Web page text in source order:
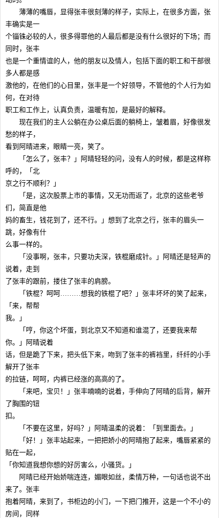
薄薄的嘴唇，显得张丰很刻薄的样子，实际上，在很多方面，张
丰确实是一
个锱铢必较的人，很多得罪他的人最后都是没有什么很好的下场；而
同时，张丰
也是一个重情谊的人，他的朋友以及情人，包括下面的职工和干部很
多人都是感
激他的，在他们的心目里，张丰是一个好领导，不管他的个人行为如
何，在对待
职工和工作上，认真负责，温暖有加，是最好的解释。
现在我们的主人公躺在办公桌后面的躺椅上，皱着眉，好像很发
愁的样子，
看到阿晴进来，眼睛一亮，笑了。
「怎么了，张丰？」阿晴轻轻的问，没有人的时候，都是这样称
呼的，「北
京之行不顺利？」
「是，这次股票上市的事情，又无功而返了，北京的这些老爷
们，简直是他
妈的畜生，钱花到了，还不行。」想到了北京之行，张丰的眉头一
跳，好像有什
么事一样的。
「没事啊，张丰，只要功夫深，铁棍磨成针。」阿晴还是轻声的
说着，走到
了张丰的跟前，搂住了张丰的肩膀。
「铁棍？呵呵………想我的铁棍了吧？」张丰坏坏的笑了起来，
「来，帮帮
我。」
「哼，你这个坏蛋，到北京又不知道和谁混了，还要我来帮
你。」阿晴说着
话，但是跪了下来，把头低下来，吻到了张丰的裤裆里，纤纤的小手
解开了张丰
的拉链，呵呵，内裤已经涨的高高的了。
「来吧，宝贝！」张丰喃喃的说着，手伸向了阿晴的后背，解开
了胸围的钮
扣。
「不要在这里，好吗？」阿晴温柔的说着：「到里面去。」
「好！」张丰站起来，一把把娇小的阿晴抱了起来，嘴唇紧紧的
贴在一起，
「你知道我想你想的好厉害么，小骚货。」
阿晴已经开始娇喘连连，媚眼如丝，柔情万种，一句话也说不出
来了。张丰
抱着阿晴，来到了，书柜边的小门，一下把门推开，这是一个不小的
房间，同样